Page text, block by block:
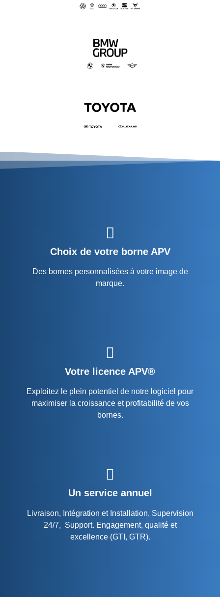
Choix de votre borne APV
Des bornes personnalisées à votre image de
marque.
Votre licence APV®
Exploitez le plein potentiel de notre logiciel pour
maximiser la croissance et profitabilité de vos
bornes.
Un service annuel
Livraison, Intégration et Installation, Supervision
24/7, Support. Engagement, qualité et
excellence (GTI, GTR).